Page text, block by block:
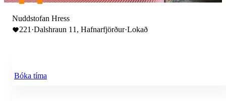
Nuddstofan Hress
221 ·Dalshraun 11, Hafnarfjörður·Lokað
Bóka tíma